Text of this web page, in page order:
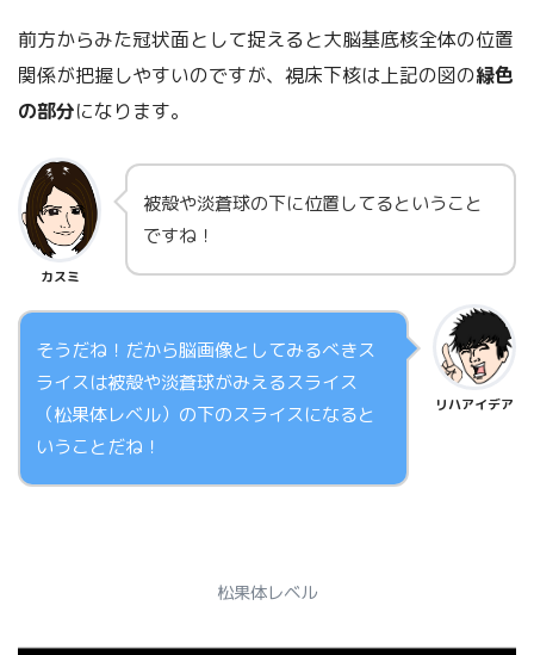
前方からみた冠状面として捉えると大脳基底核全体の位置
関係が把握しやすいのですが、視床下核は上記の図の緑色
の部分になります。
カスミ
被殻や淡蒼球の下に位置してるということ
ですね！
リハアイデア
そうだね！だから脳画像としてみるべきス
ライスは被殻や淡蒼球がみえるスライス
（松果体レベル）の下のスライスになると
いうことだね！
松果体レベル